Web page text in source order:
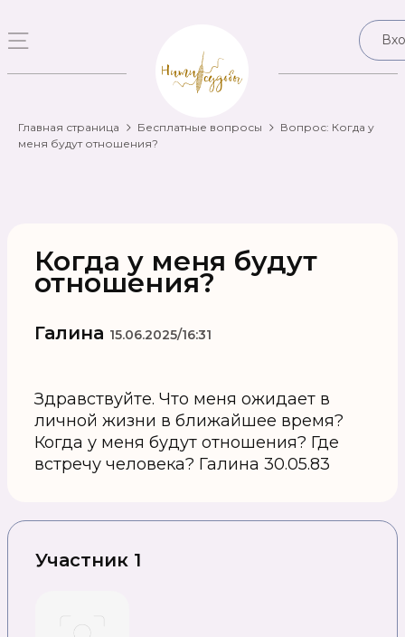
Главная страница Бесплатные вопросы
Вопрос: Когда у
меня будут отношения?
Когда у меня будут
отношения?
Галина 15.06.2025/16:31
Здравствуйте. Что меня ожидает в
личной жизни в ближайшее время?
Когда у меня будут отношения? Где
встречу человека? Галина 30.05.83
Участник 1